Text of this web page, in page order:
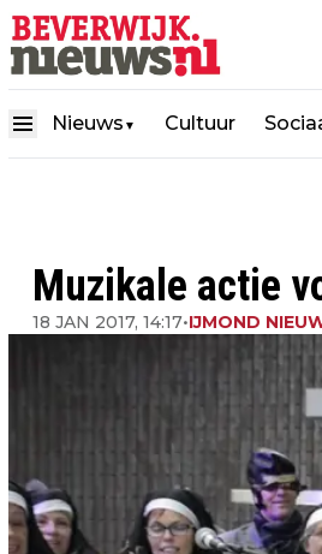
Nieuws ▼ Cultuur
Muzikale actie
18 JAN 2017, 14:17•IJMOND